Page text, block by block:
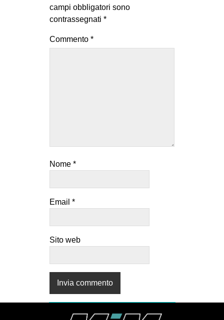
AFRICA
AMERICHE
ESTREMO ORIENTE
SEARCH
campi obbligatori sono
contrassegnati *
Commento *
Nome *
Email *
Sito web